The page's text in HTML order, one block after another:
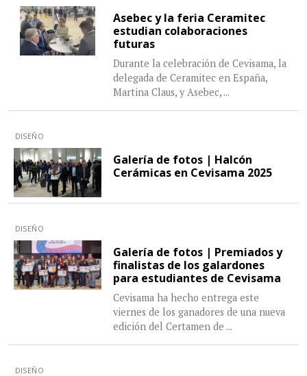
Asebec y la feria Ceramitec
estudian colaboraciones
futuras
Durante la celebración de Cevisama, la
delegada de Ceramitec en España,
Martina Claus, y Asebec, ...
DISEÑO
Galería de fotos | Halcón
Cerámicas en Cevisama 2025
DISEÑO
Galería de fotos | Premiados y
finalistas de los galardones
para estudiantes de Cevisama
Cevisama ha hecho entrega este
viernes de los ganadores de una nueva
edición del Certamen de ...
DISEÑO